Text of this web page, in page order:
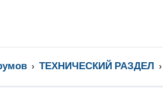
ТЕХНИЧЕСКИЙ РАЗДЕЛ